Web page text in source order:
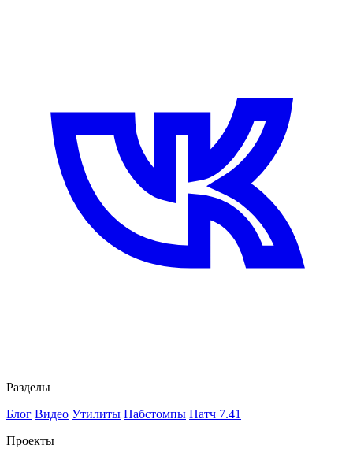
Разделы
Блог Видео Утилиты Пабстомпы Патч 7.41
Проекты